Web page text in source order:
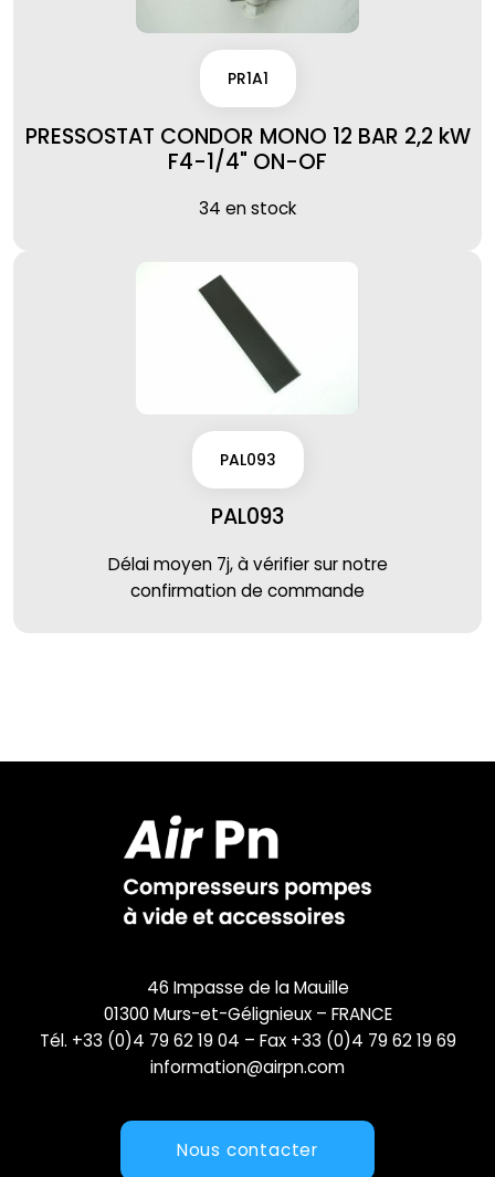
PR1A1
PRESSOSTAT CONDOR MONO 12 BAR 2,2 kW
F4-1/4" ON-OF
34 en stock
PAL093
PAL093
Délai moyen 7j, à vérifier sur notre
confirmation de commande
46 Impasse de la Mauille
01300 Murs-et-Gélignieux – FRANCE
Tél. +33 (0)4 79 62 19 04 – Fax +33 (0)4 79 62 19 69
information@airpn.com
Nous contacter